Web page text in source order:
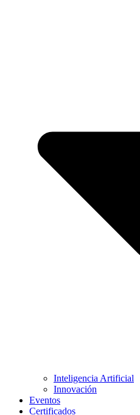
Inteligencia Artificial
Innovación
Eventos
Certificados